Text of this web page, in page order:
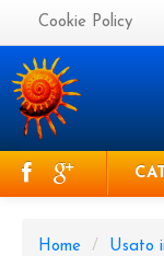
Cookie Policy
Home / Usato